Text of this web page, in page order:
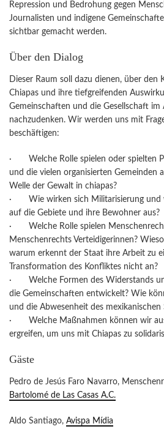
Repression und Bedrohung gegen
Journalisten und indigene
sichtbar gemacht werden.
Über den Dialog
Dieser Raum soll dazu dienen, über den
Chiapas und ihre tiefgreifenden
Gemeinschaften und die Gesellschaft im
nachzudenken. Wir werden uns mit
beschäftigen:
· Welche Rolle spielen oder spielten
und die vielen organisierten Gemeinden
Welle der Gewalt in chiapas?
· Wie wirken sich Militarisierung und
auf die Gebiete und ihre Bewohner aus?
· Welche Rolle spielen
Menschenrechts Verteidigerinnen?
warum erkennt der Staat ihre Arbeit zu
Transformation des Konfliktes nicht an?
· Welche Formen des Widerstands
die Gemeinschaften entwickelt? Wie
und die Abwesenheit des mexikanischen
· Welche Maßnahmen können wir
ergreifen, um uns mit Chiapas zu
Gäste
Pedro de Jesús Faro Navarro,
Bartolomé de Las Casas A.C.
Aldo Santiago, Avispa Mídia